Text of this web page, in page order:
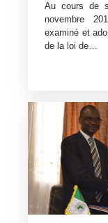
Au cours de
novembre
examiné et
de la loi de…